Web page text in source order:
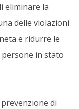
eliminare la
delle violazioni
e ridurre le
in stato
di